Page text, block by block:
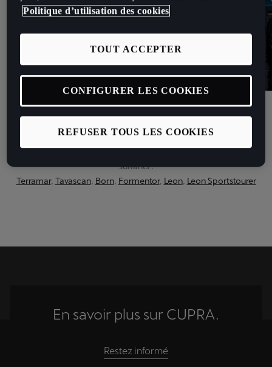
Au quotidien, prenez les transports en commun.
#SeDéplacerMoinsPolluer
Voir les consommations et la classe énergétique des modèles
suivants :
Terramar, Tavascan, Born, Formentor, Leon, Leon Sportstourer
En savoir plus sur CUPRA.
Restez informé
Politique d’utilisation des cookies
REFUSER TOUS LES COOKIES
TOUT ACCEPTER
CONFIGURER LES COOKIES